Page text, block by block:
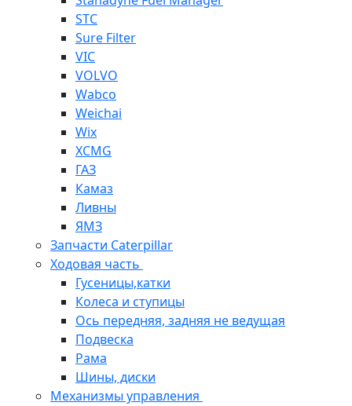
STC
Sure Filter
VIC
VOLVO
Wabco
Weichai
Wix
XCMG
ГАЗ
Камаз
Ливны
ЯМЗ
Запчасти Caterpillar
Ходовая часть
Гусеницы,катки
Колеса и ступицы
Ось передняя, задняя не ведущая
Подвеска
Рама
Шины, диски
Механизмы управления